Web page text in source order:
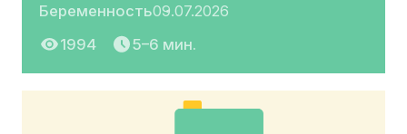
Беременность09.07.2026
1994
5–6 мин.